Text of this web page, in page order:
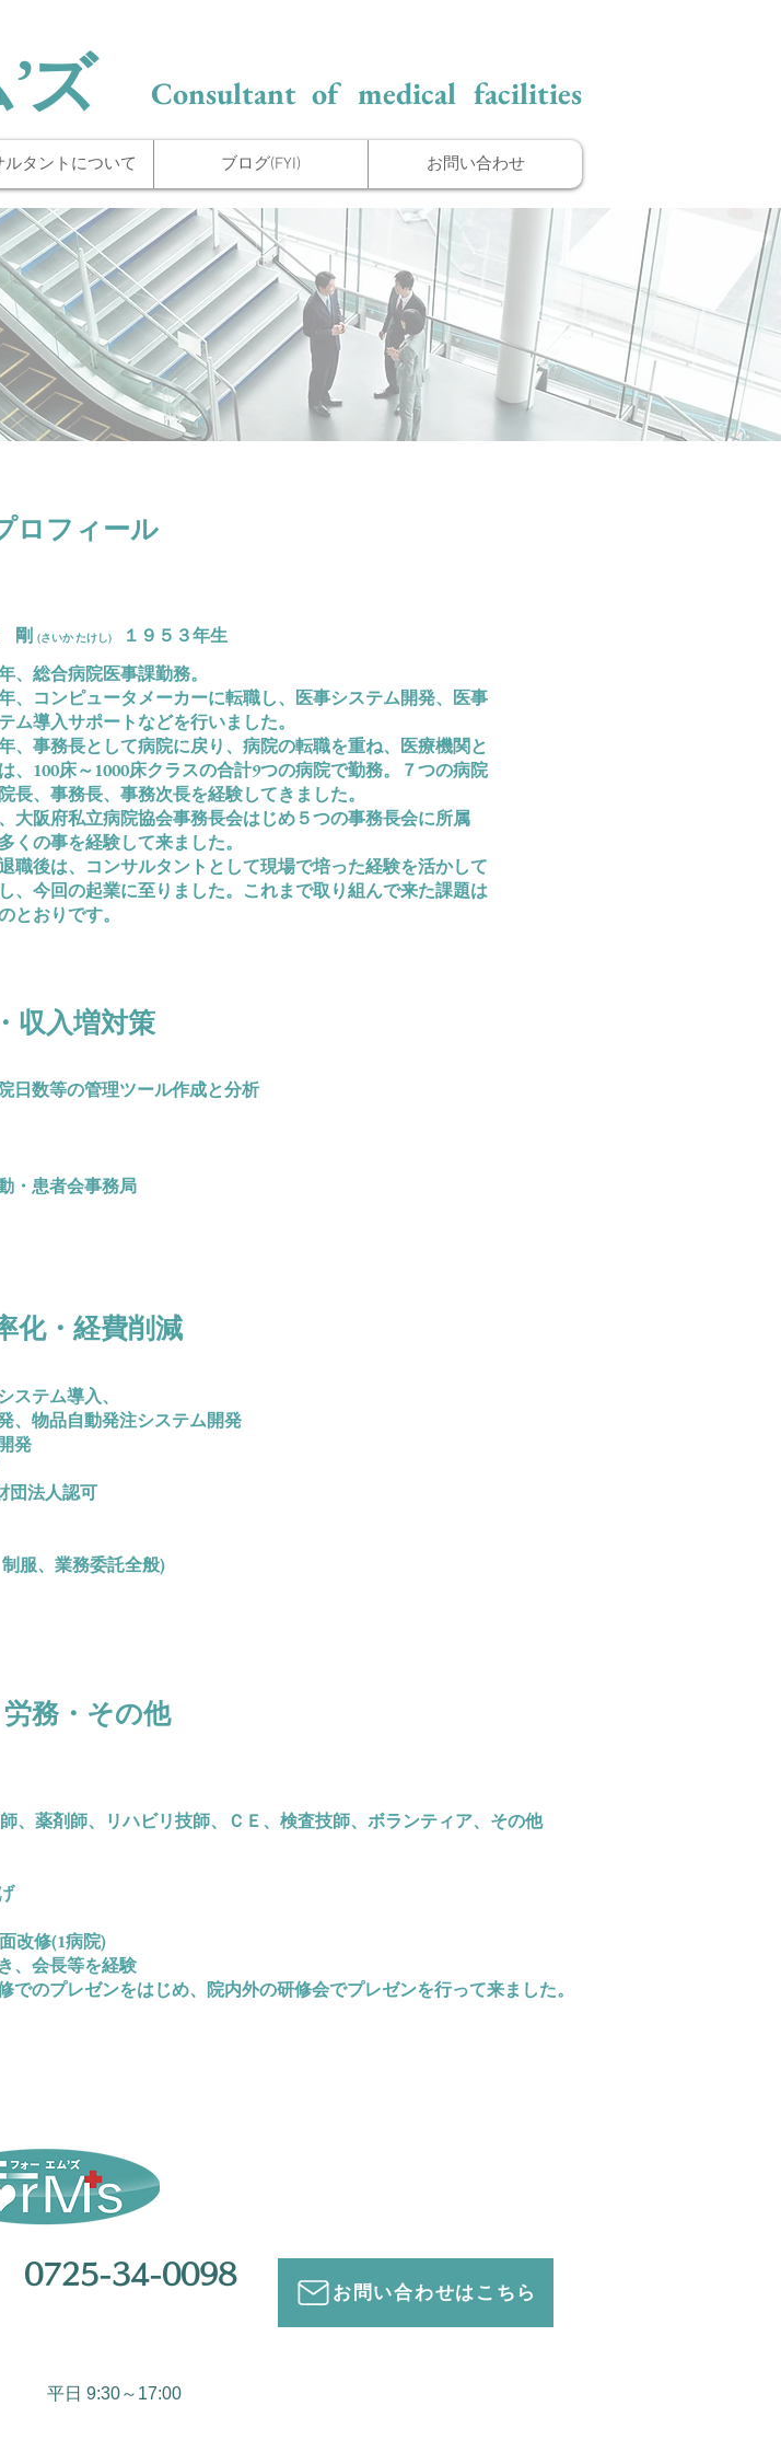
ズ Consultant of medical facilities
ルタントについて ブログ(FYI) お問い合わせ
ロフィール
剛 (さいか たけし)
１９５３年生
、総合病院医事課勤務。
、コンピュータメーカーに転職し、医事システム開発、医事
ム導入サポートなどを行いました。
、事務長として病院に戻り、病院の転職を重ね、医療機関と
、100床～1000床クラスの合計9つの病院で勤務。７つの病院
長、事務長、事務次長を経験してきました。
大阪府私立病院協会事務長会はじめ５つの事務長会に所属
くの事を経験して来ました。
職後は、コンサルタントとして現場で培った経験を活かして
、今回の起業に至りました。これまで取り組んで来た課題は
とおりです。
収入増対策
日数等の管理ツール作成と分析
・患者会事務局
化・経費削減
ステム導入、
、物品自動発注システム開発
発
団法人認可
服、業務委託全般)
労務・その他
、薬剤師、リハビリ技師、ＣＥ、検査技師、ボランティア、その他
改修(1病院)
、会長等を経験
でのプレゼンをはじめ、院内外の研修会でプレゼンを行って来ました。
0725-34-0098
お問い合わせはこちら
平日 9:30～17:00